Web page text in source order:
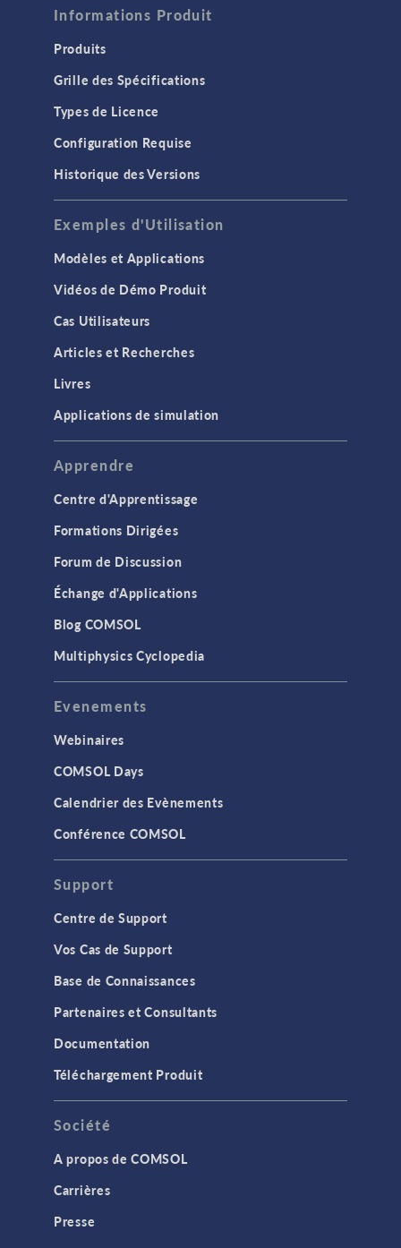
Informations Produit
Produits
Grille des Spécifications
Types de Licence
Configuration Requise
Historique des Versions
Exemples d'Utilisation
Modèles et Applications
Vidéos de Démo Produit
Cas Utilisateurs
Articles et Recherches
Livres
Applications de simulation
Apprendre
Centre d'Apprentissage
Formations Dirigées
Forum de Discussion
Échange d'Applications
Blog COMSOL
Multiphysics Cyclopedia
Evenements
Webinaires
COMSOL Days
Calendrier des Evènements
Conférence COMSOL
Support
Centre de Support
Vos Cas de Support
Base de Connaissances
Partenaires et Consultants
Documentation
Téléchargement Produit
Société
A propos de COMSOL
Carrières
Presse